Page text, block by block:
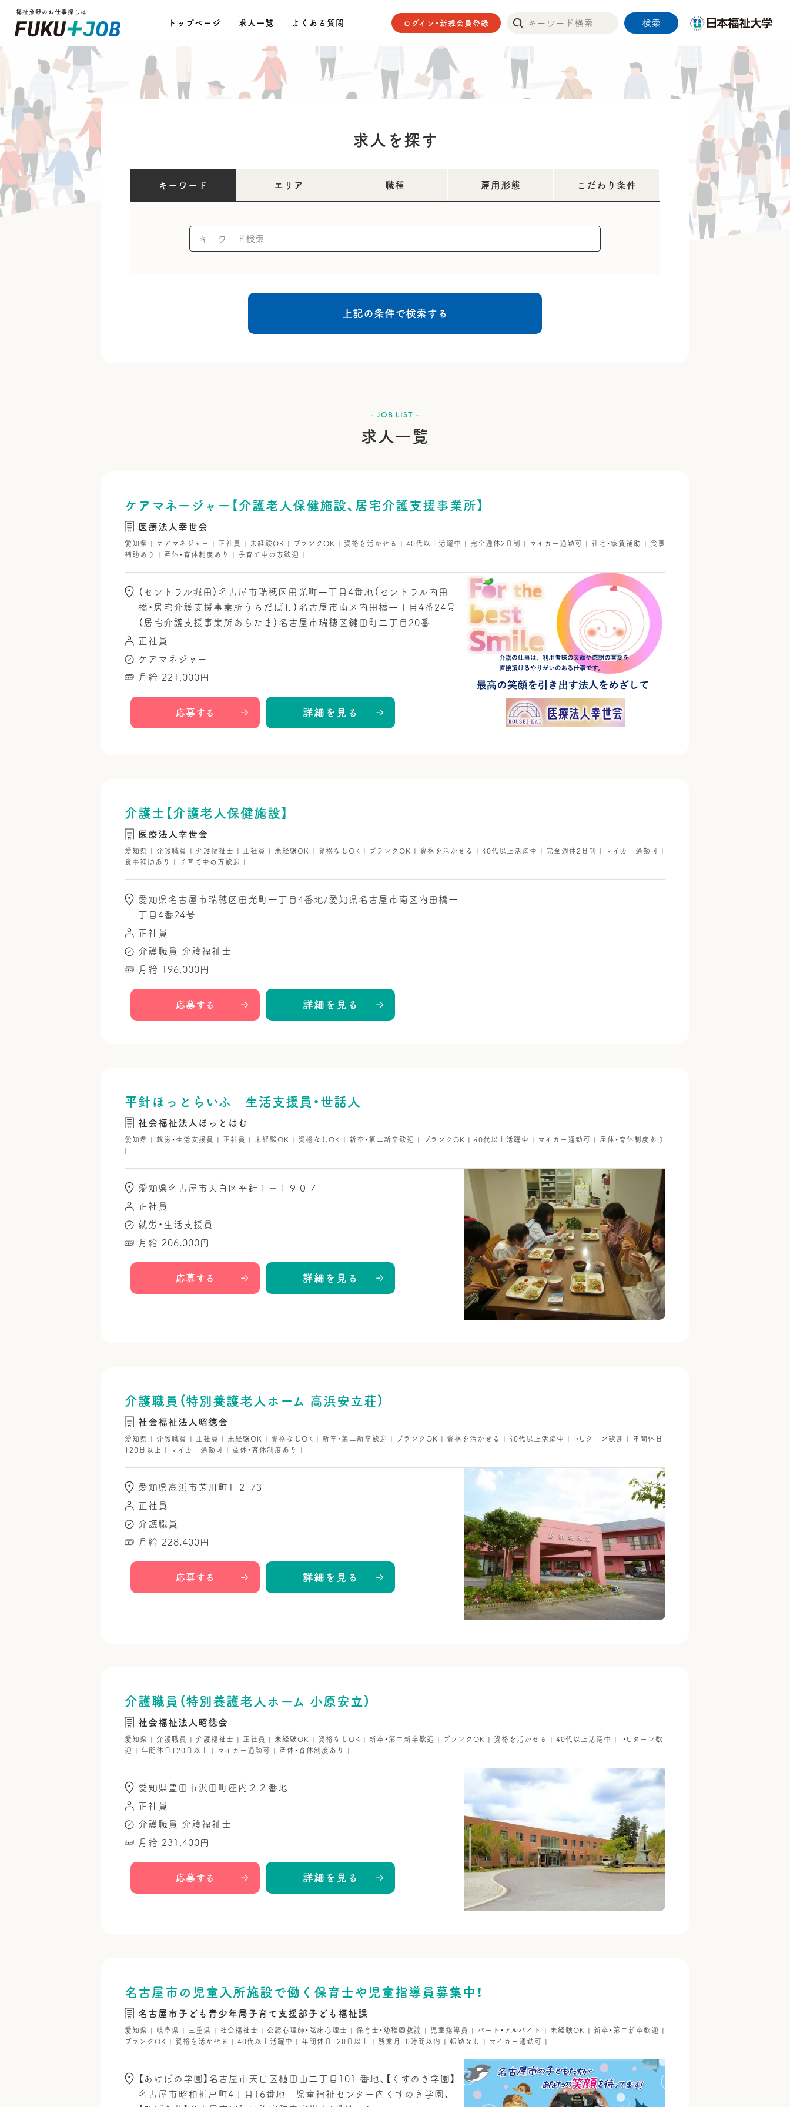
トップページ 求人一覧 よくある質問 ログイン・新規会員登録
求人を探す
キーワード エリア 職種 雇用形態 こだわり条件
- JOB LIST -
求人一覧
ケアマネージャー【介護老人保健施設、居宅介護支援事業所】
医療法人幸世会
愛知県 | ケアマネジャー | 正社員 | 未経験OK | ブランクOK | 資格を活かせる | 40代以上活躍中 | 完全週休2日制 | マイカー通勤可 | 社宅・家賃補助 | 食事
補助あり | 産休・育休制度あり | 子育て中の方歓迎 |
（セントラル堀田）名古屋市瑞穂区田光町一丁目4番地（セントラル内田
橋・居宅介護支援事業所うちだばし）名古屋市南区内田橋一丁目4番24号
（居宅介護支援事業所あらたま）名古屋市瑞穂区鍵田町二丁目20番
正社員
ケアマネジャー
月給 221,000円
応募する 詳細を見る
介護士【介護老人保健施設】
医療法人幸世会
愛知県 | 介護職員 | 介護福祉士 | 正社員 | 未経験OK | 資格なしOK | ブランクOK | 資格を活かせる | 40代以上活躍中 | 完全週休2日制 | マイカー通勤可 |
食事補助あり | 子育て中の方歓迎 |
愛知県名古屋市瑞穂区田光町一丁目4番地/愛知県名古屋市南区内田橋一
丁目4番24号
正社員
介護職員
介護福祉士
月給 196,000円
応募する 詳細を見る
平針ほっとらいふ 生活支援員・世話人
社会福祉法人ほっとはむ
愛知県 | 就労・生活支援員 | 正社員 | 未経験OK | 資格なしOK | 新卒・第二新卒歓迎 | ブランクOK | 40代以上活躍中 | マイカー通勤可 | 産休・育休制度あり
|
愛知県名古屋市天白区平針１－１９０７
正社員
就労・生活支援員
月給 206,000円
応募する 詳細を見る
介護職員（特別養護老人ホーム 高浜安立荘）
社会福祉法人昭徳会
愛知県 | 介護職員 | 正社員 | 未経験OK | 資格なしOK | 新卒・第二新卒歓迎 | ブランクOK | 資格を活かせる | 40代以上活躍中 | I・Uターン歓迎 | 年間休日
120日以上 | マイカー通勤可 | 産休・育休制度あり |
愛知県高浜市芳川町1-2-73
正社員
介護職員
月給 228,400円
応募する 詳細を見る
介護職員（特別養護老人ホーム 小原安立）
社会福祉法人昭徳会
愛知県 | 介護職員 | 介護福祉士 | 正社員 | 未経験OK | 資格なしOK | 新卒・第二新卒歓迎 | ブランクOK | 資格を活かせる | 40代以上活躍中 | I・Uターン歓
迎 | 年間休日120日以上 | マイカー通勤可 | 産休・育休制度あり |
愛知県豊田市沢田町座内２２番地
正社員
介護職員
介護福祉士
月給 231,400円
応募する 詳細を見る
名古屋市の児童入所施設で働く保育士や児童指導員募集中！
名古屋市子ども青少年局子育て支援部子ども福祉課
愛知県 | 岐阜県 | 三重県 | 社会福祉士 | 公認心理師・臨床心理士 | 保育士・幼稚園教諭 | 児童指導員 | パート・アルバイト | 未経験OK | 新卒・第二新卒歓迎 |
ブランクOK | 資格を活かせる | 40代以上活躍中 | 年間休日120日以上 | 残業月10時間以内 | 転勤なし | マイカー通勤可 |
【あけぼの学園】名古屋市天白区植田山二丁目101 番地、【くすのき学園】
名古屋市昭和折戸町4丁目16番地 児童福祉センター内くすのき学園、